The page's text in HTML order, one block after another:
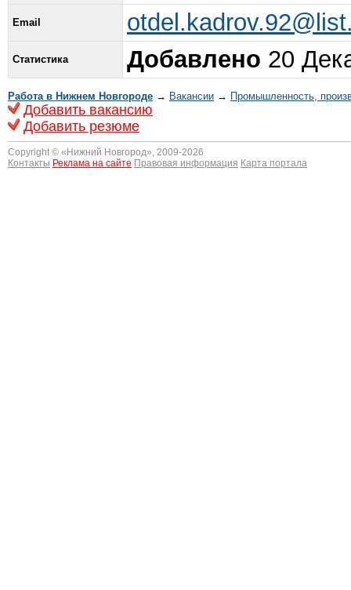
Email
Статистика Добавлено 20
Работа в Нижнем Новгороде → Вакансии → Промышленность,
Добавить вакансию
Добавить резюме
Copyright © « Нижний Новгород», 2009-2026
Контакты Реклама на сайте Правовая информация Карта портала